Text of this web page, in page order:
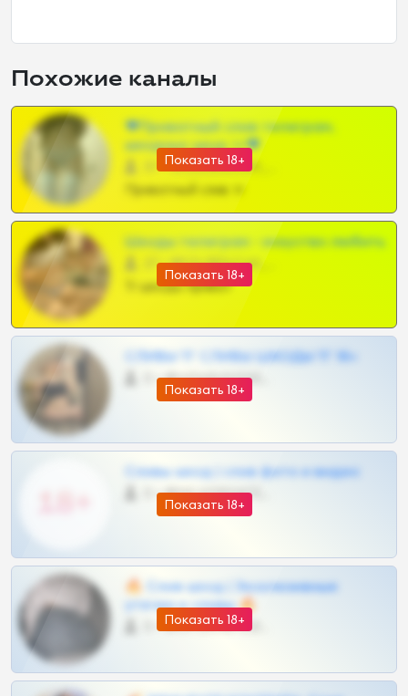
Похожие каналы
Показать 18+
❤Приватный слив телеграм,
шкодных шкур тг❤
57 •
Показать 18+
Шкоды телеграм - искуство любить
27 •
Тг шкоды приват
Показать 18+
СЛИВЫ ТГ СЛИВЫ ШКОДЫ ТГ 18+
0 •
Показать 18+
Сливы шкод | слив фото и видео
0 •
Показать 18+
🔥 Слив шкод | Эксклюзивные
утечки и сливы 🔥
0 •